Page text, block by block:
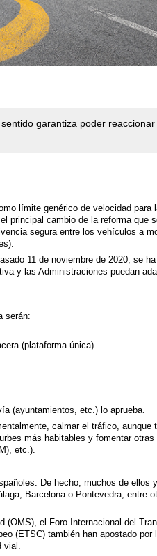
garantiza poder reaccionar
límite genérico de velocidad para
principal cambio de la reforma que
segura entre los vehículos a
11 de noviembre de 2020, se ha
y las Administraciones puedan
serán:
(plataforma única).
(ayuntamientos, etc.) lo aprueba.
calmar el tráfico, aunque
más habitables y fomentar otras
etc.).
De hecho, muchos de ellos
Barcelona o Pontevedra, entre
(OMS), el Foro Internacional del
(ETSC) también han apostado por
vial.